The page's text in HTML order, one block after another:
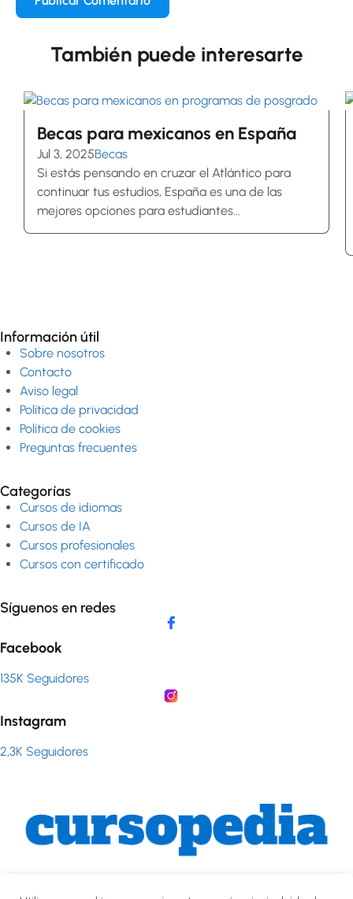
También puede interesarte
Becas para mexicanos en España
Jul 3, 2025Becas
Si estás pensando en cruzar el Atlántico para
continuar tus estudios, España es una de las
mejores opciones para estudiantes...
Información útil
Sobre nosotros
Contacto
Aviso legal
Política de privacidad
Política de cookies
Preguntas frecuentes
Categorías
Cursos de idiomas
Cursos de IA
Cursos profesionales
Cursos con certificado
Síguenos en redes
Facebook
135K Seguidores
Instagram
2,3K Seguidores